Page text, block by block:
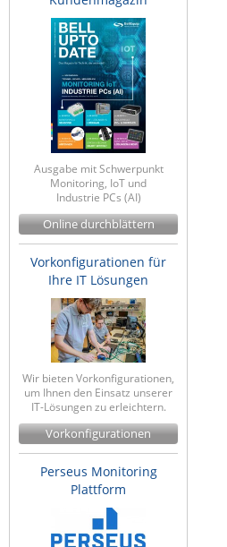
Westermo
Yuasa
ZPE Systems
News zu unseren Herstellern
Ausgabe mit Schwerpunkt
Monitoring, IoT und
Industrie PCs (AI)
Online durchblättern
Vorkonfigurationen für
Ihre IT Lösungen
Wir bieten Vorkonfigurationen,
um Ihnen den Einsatz unserer
IT-Lösungen zu erleichtern.
Vorkonfigurationen
Perseus Monitoring
Plattform